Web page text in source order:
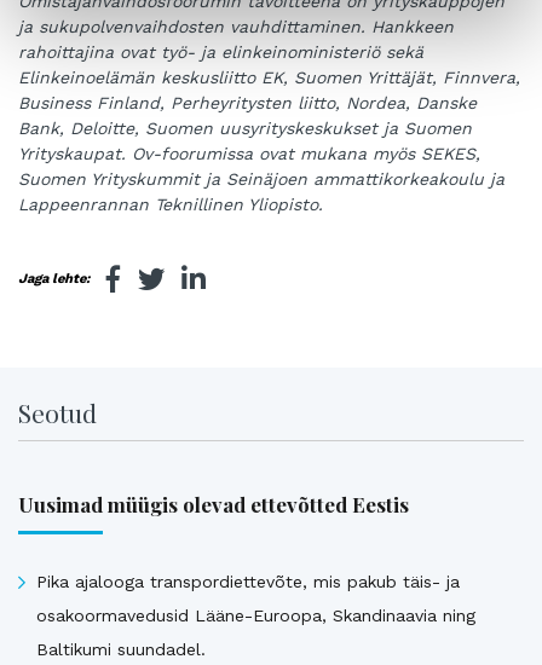
ja sukupolvenvaihdosten vauhdittaminen. Hankkeen
rahoittajina ovat työ- ja elinkeinoministeriö sekä
Elinkeinoelämän keskusliitto EK, Suomen Yrittäjät, Finnvera,
Business Finland, Perheyritysten liitto, Nordea, Danske
Bank, Deloitte, Suomen uusyrityskeskukset ja Suomen
Yrityskaupat. Ov-foorumissa ovat mukana myös SEKES,
Suomen Yrityskummit ja Seinäjoen ammattikorkeakoulu ja
Lappeenrannan Teknillinen Yliopisto.
Jaga lehte:
Seotud
Uusimad müügis olevad ettevõtted Eestis
Pika ajalooga transpordiettevõte, mis pakub täis- ja
osakoormavedusid Lääne-Euroopa, Skandinaavia ning
Baltikumi suundadel.